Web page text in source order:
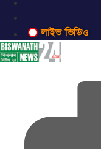
লাইভ ভিডিও